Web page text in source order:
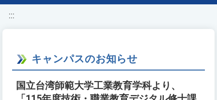
:::
キャンパスのお知らせ
国立台湾師範大学工業教育学科より、